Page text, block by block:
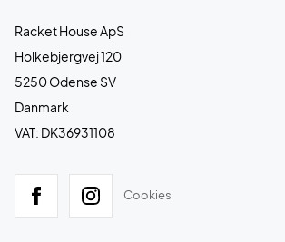
Racket House ApS
Holkebjergvej 120
5250 Odense SV
Danmark
VAT: DK36931108
Cookies